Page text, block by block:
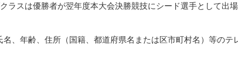
ラスは優勝者が翌年度本大会決勝競技にシード選手として出場
、年齢、住所（国籍、都道府県名または区市町村名）等の